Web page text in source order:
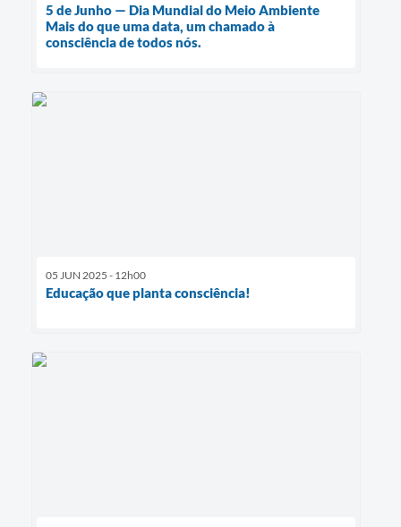
5 de Junho — Dia Mundial do Meio Ambiente
Mais do que uma data, um chamado à
consciência de todos nós.
05 JUN 2025 - 12h00
Educação que planta consciência!